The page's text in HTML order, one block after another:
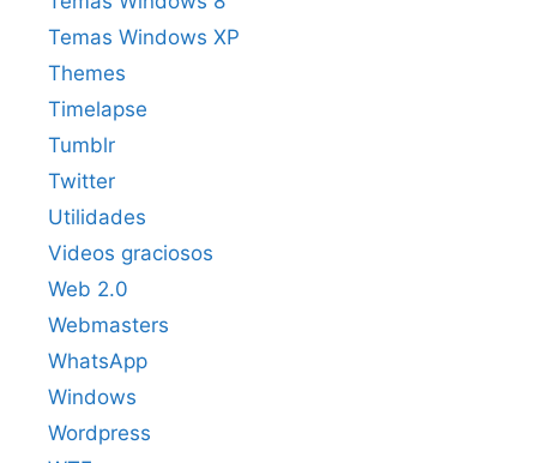
Temas Windows XP
Themes
Timelapse
Tumblr
Twitter
Utilidades
Videos graciosos
Web 2.0
Webmasters
WhatsApp
Windows
Wordpress